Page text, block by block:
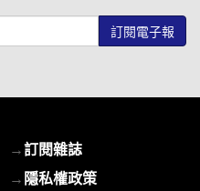
→訂閱雜誌
→隱私權政策